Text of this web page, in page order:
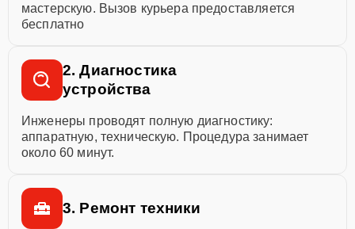
мастерскую. Вызов курьера предоставляется
бесплатно
2. Диагностика
устройства
Инженеры проводят полную диагностику:
аппаратную, техническую. Процедура занимает
около 60 минут.
3. Ремонт техники